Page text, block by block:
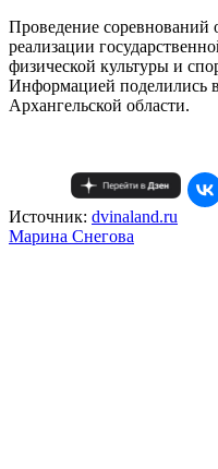
Проведение соревнований
реализации
физической культуры и
Информацией поделились
Архангельской области.
Источник: dvinaland.ru
Mарина Снегова